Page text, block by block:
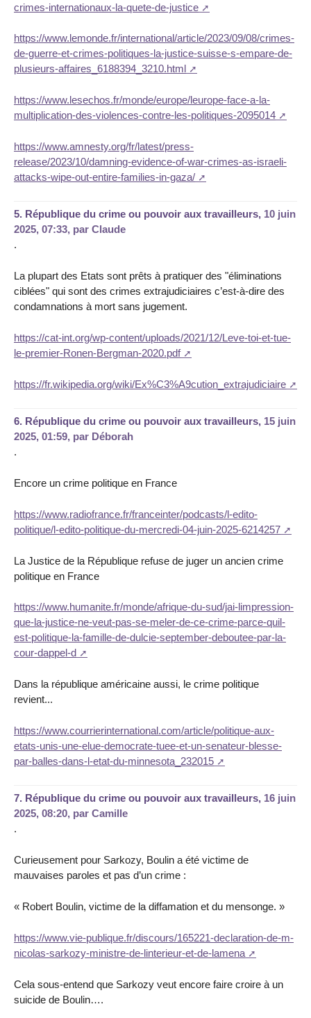
crimes-internationaux-la-quete-de-justice
https://www.lemonde.fr/international/article/2023/09/08/crimes-
de-guerre-et-crimes-politiques-la-justice-suisse-s-empare-de-
plusieurs-affaires_6188394_3210.html
https://www.lesechos.fr/monde/europe/leurope-face-a-la-
multiplication-des-violences-contre-les-politiques-2095014
https://www.amnesty.org/fr/latest/press-
release/2023/10/damning-evidence-of-war-crimes-as-israeli-
attacks-wipe-out-entire-families-in-gaza/
5. République du crime ou pouvoir aux travailleurs, 10 juin
2025, 07:33, par Claude
.
La plupart des Etats sont prêts à pratiquer des "éliminations
ciblées" qui sont des crimes extrajudiciaires c’est-à-dire des
condamnations à mort sans jugement.
https://cat-int.org/wp-content/uploads/2021/12/Leve-toi-et-tue-
le-premier-Ronen-Bergman-2020.pdf
https://fr.wikipedia.org/wiki/Ex%C3%A9cution_extrajudiciaire
6. République du crime ou pouvoir aux travailleurs, 15 juin
2025, 01:59, par Déborah
.
Encore un crime politique en France
https://www.radiofrance.fr/franceinter/podcasts/l-edito-
politique/l-edito-politique-du-mercredi-04-juin-2025-6214257
La Justice de la République refuse de juger un ancien crime
politique en France
https://www.humanite.fr/monde/afrique-du-sud/jai-limpression-
que-la-justice-ne-veut-pas-se-meler-de-ce-crime-parce-quil-
est-politique-la-famille-de-dulcie-september-deboutee-par-la-
cour-dappel-d
Dans la république américaine aussi, le crime politique
revient...
https://www.courrierinternational.com/article/politique-aux-
etats-unis-une-elue-democrate-tuee-et-un-senateur-blesse-
par-balles-dans-l-etat-du-minnesota_232015
7. République du crime ou pouvoir aux travailleurs, 16 juin
2025, 08:20, par Camille
.
Curieusement pour Sarkozy, Boulin a été victime de
mauvaises paroles et pas d’un crime :
« Robert Boulin, victime de la diffamation et du mensonge. »
https://www.vie-publique.fr/discours/165221-declaration-de-m-
nicolas-sarkozy-ministre-de-linterieur-et-de-lamena
Cela sous-entend que Sarkozy veut encore faire croire à un
suicide de Boulin….